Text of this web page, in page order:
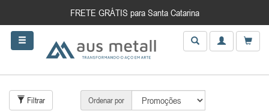
FRETE GRÁTIS para Santa Catarina
Filtrar Ordenar por